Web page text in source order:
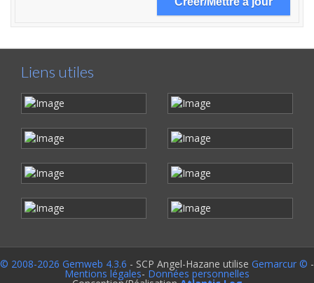
Liens utiles
© 2008-2026 Gemweb 4.3.6 - SCP Angel-Hazane utilise Gemarcur © -
Mentions légales- Données personnelles